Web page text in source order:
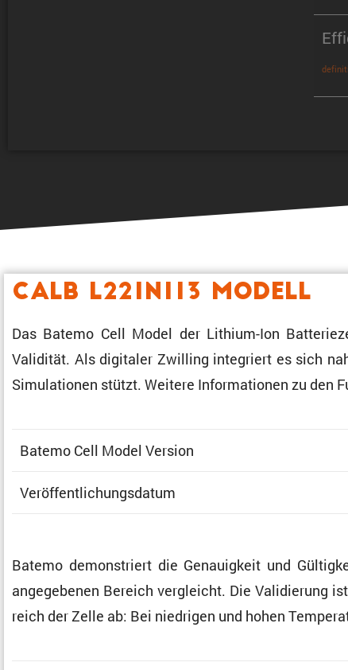
CALB L221N113 Modell
Das Batemo Cell Model der Lithium-Ion
Validität. Als digitaler Zwilling integriert es sich
Simula­tionen stützt. Weitere Infor­ma­tionen zu den
Batemo Cell Model Version
Veröf­fent­li­chungs­datum
Batemo demons­triert die Genau­ig­keit und
angege­benen Bereich vergleicht. Die Validie­rung
reich der Zelle ab: Bei niedrigen und hohen